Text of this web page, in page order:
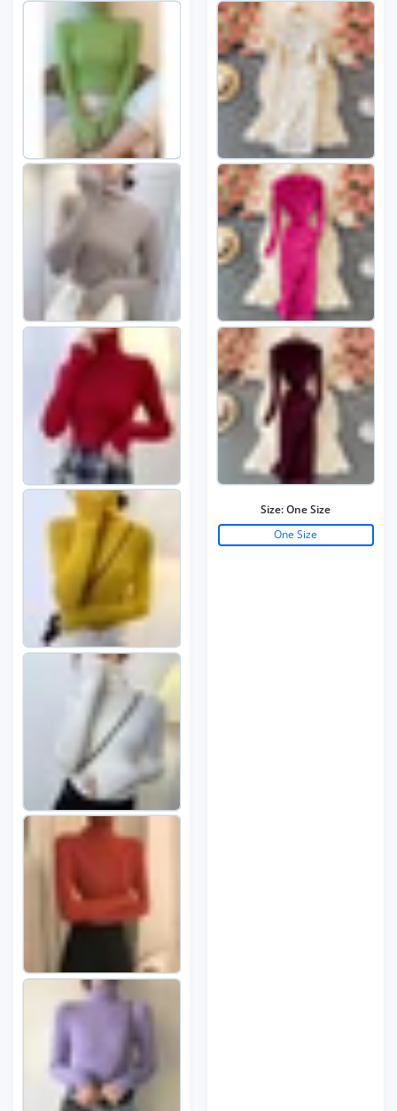
Size:One Size
One Size